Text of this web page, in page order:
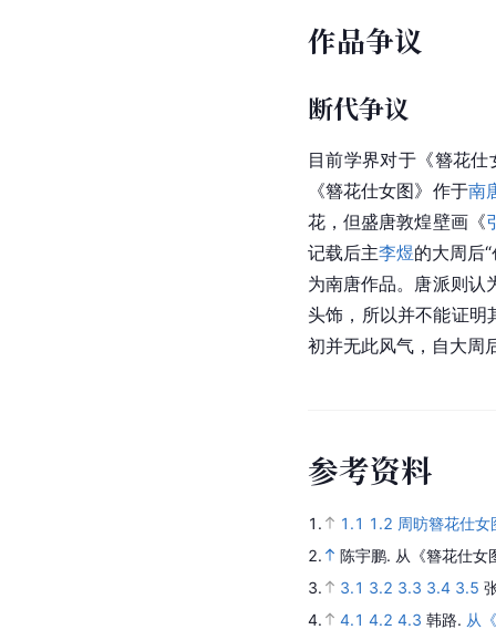
作品争议
断代争议
目前学界对于《簪花
《簪花仕女图》作于南
花，但盛唐敦煌壁画《
记载后主李煜的大周后
为南唐作品。 唐派则认
头饰，所以并不能证明
初并无此风气，自大周
参考资料
1. 1.1 1.2 周昉簪花仕女
2.
陈宇鹏. 从《簪花仕女
3.
3.1 3.2 3.3 3.4 3.5
4.
4.1 4.2 4.3 韩路. 从